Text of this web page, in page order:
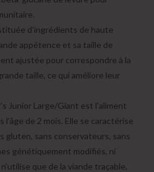
d’ingrédients de haute
appétence et sa taille de
ajustée pour correspondre à la
taille, ce qui améliore leur
Junior Large/Giant est l’aliment
de 2 mois. Elle se caractérise
gluten, sans conservateurs, sans
génétiquement modifiés, ni
que de la viande traçable,